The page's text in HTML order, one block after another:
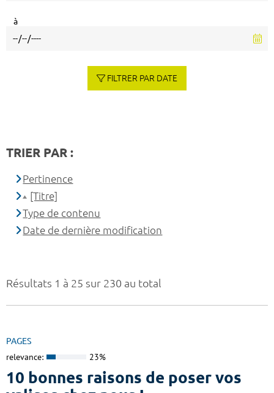
Résultats 1 à 25 sur 230 au total
PAGES
relevance: 23%
10 bonnes raisons de poser vos
à
FILTRER PAR DATE
TRIER PAR :
Pertinence
[Titre]
Type de contenu
Date de dernière modification